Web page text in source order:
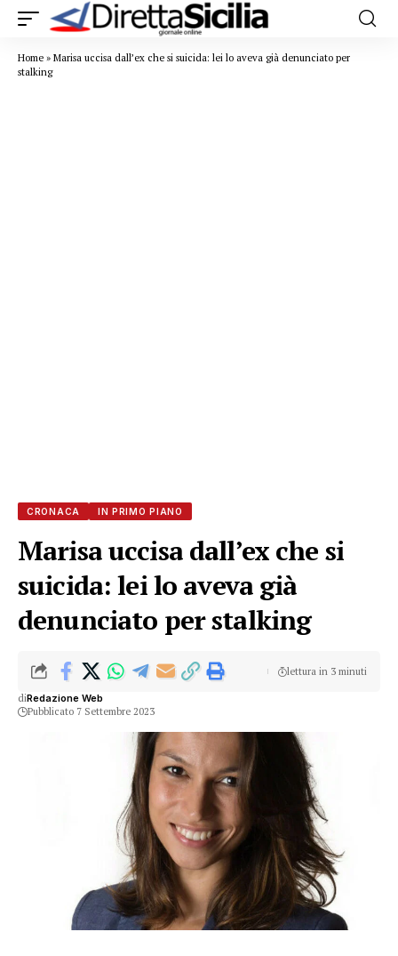
Home » Marisa uccisa dall’ex che si suicida: lei lo aveva già denunciato per
stalking
CRONACA IN PRIMO PIANO
Marisa uccisa dall’ex che si
suicida: lei lo aveva già
denunciato per stalking
diRedazione Web
Pubblicato 7 Settembre 2023
lettura in 3 minuti